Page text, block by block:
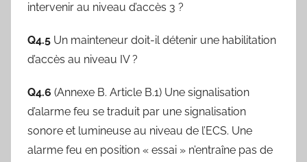
intervenir au niveau d’accès 3 ?
Q4.5 Un mainteneur doit-il détenir une habilitation
d’accès au niveau IV ?
Q4.6 (Annexe B. Article B.1) Une signalisation
d’alarme feu se traduit par une signalisation
sonore et lumineuse au niveau de l’ECS. Une
alarme feu en position « essai » n’entraîne pas de